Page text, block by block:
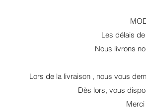
Les délais
Nous livrons
Lors de la livraison , nous vous
Dès lors, vous